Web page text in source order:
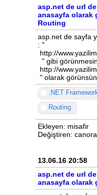
asp.net de url
anasayfa olarak
Routing
asp.net de sayfa
: "
http://
" gibi
http://
" olarak
.NET
Routing
Ekleyen: misafir
Değiştiren: canora
13.06.16 20:58
asp.net de url
anasayfa olarak